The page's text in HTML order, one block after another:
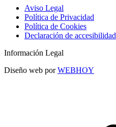
Aviso Legal
Política de Privacidad
Política de Cookies
Declaración de accesibilidad
Información Legal
Diseño web porWEBHOY